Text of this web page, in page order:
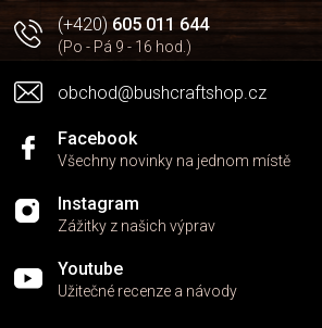
(+420)605 011 644
(Po - Pá 9 - 16 hod.)
obchod@bushcraftshop.cz
Facebook
Všechny novinky na jednom místě
Instagram
Zážitky z našich výprav
Youtube
Užitečné recenze a návody